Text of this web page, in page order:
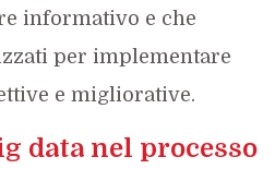
informativo e che
per implementare
e migliorative.
data nel processo